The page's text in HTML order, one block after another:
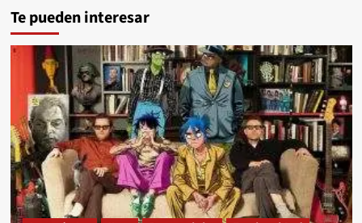
Te pueden interesar